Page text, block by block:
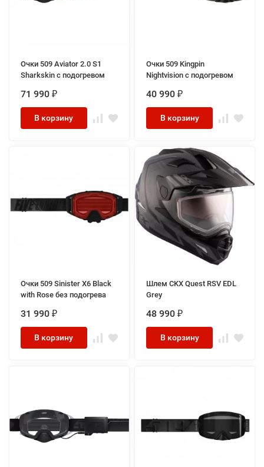
Очки 509 Aviator 2.0 S1
Sharkskin с подогревом
71 990 ₽
В корзину
Очки 509 Kingpin
Nightvision с подогревом
40 990 ₽
В корзину
Очки 509 Sinister X6 Black
with Rose без подогрева
31 990 ₽
В корзину
Шлем CKX Quest RSV EDL
Grey
48 990 ₽
В корзину